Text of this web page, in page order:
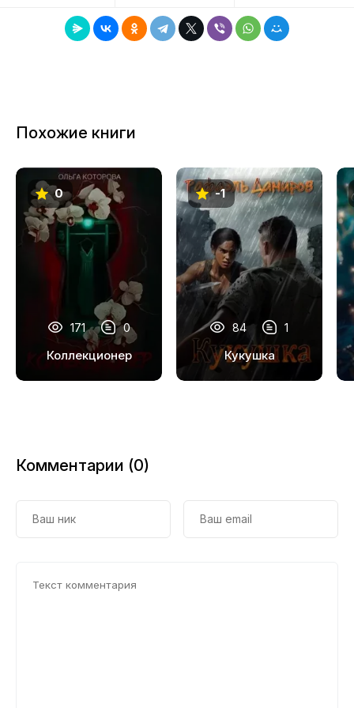
12
13
14
15
20
Похожие книги
0
171 0
Коллекционер
-1
84 1
Кукушка
Комментарии (0)